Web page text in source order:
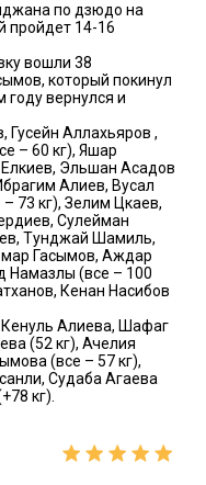
по дзюдо на
пройдет 14-16
вошли 38
который покинул
году вернулся и
Аллахьяров ,
– 60 кг), Яшар
Эльшан Асадов
Алиев, Вусал
73 кг), Зелим Цкаев,
Сулейман
Тунджай Шамиль,
Гасымов, Аждар
Намазлы (все – 100
Кенан Насибов
Алиева, Шафаг
(52 кг), Ачелия
(все – 57 кг),
Судаба Агаева
кг).